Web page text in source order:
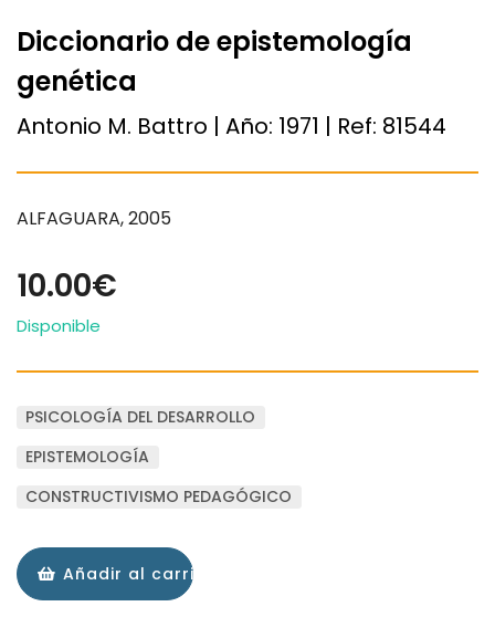
Diccionario de epistemología
genética
Antonio M. Battro | Año: 1971 | Ref: 81544
ALFAGUARA, 2005
10.00€
Disponible
PSICOLOGÍA DEL DESARROLLO
EPISTEMOLOGÍA
CONSTRUCTIVISMO PEDAGÓGICO
Añadir al carrito